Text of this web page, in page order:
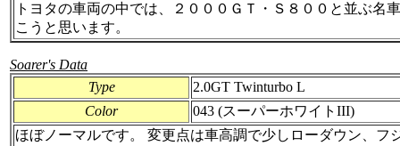
トヨタの車両の中では、２０００ＧＴ・Ｓ８００と並ぶ
こうと思います。
Soarer's Data
Type
2.0GT Twinturbo L
Color
043 (スーパーホワイトIII)
ほぼノーマルです。 変更点は車高調で少しローダウン、